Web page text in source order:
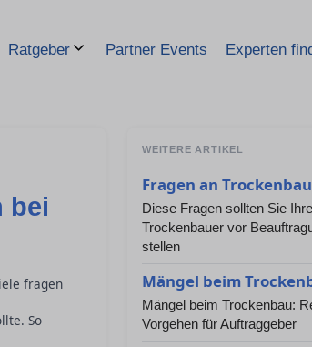
Ratgeber Partner Events Experten
bei
fragen
So
WEITERE ARTIKEL
Fragen an
Diese Fragen sollten Sie
Trockenbauer vor
stellen
Mängel beim
Mängel beim Trockenbau:
Vorgehen für Auftraggeber